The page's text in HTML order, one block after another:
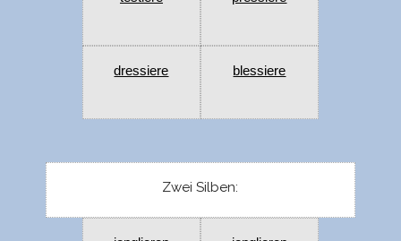
dressiere blessiere
Zwei Silben: